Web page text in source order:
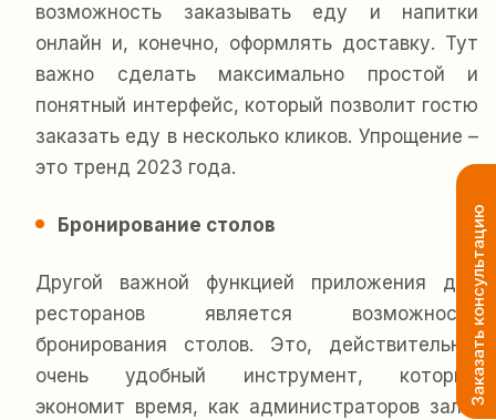
Заказать консультацию
возможность заказывать еду и напитки
онлайн и, конечно, оформлять доставку. Тут
важно сделать максимально простой и
понятный интерфейс, который позволит гостю
заказать еду в несколько кликов. Упрощение –
это тренд 2023 года.
Бронирование столов
Другой важной функцией приложения для
ресторанов является возможность
бронирования столов. Это, действительно,
очень удобный инструмент, который
экономит время, как администраторов зала,